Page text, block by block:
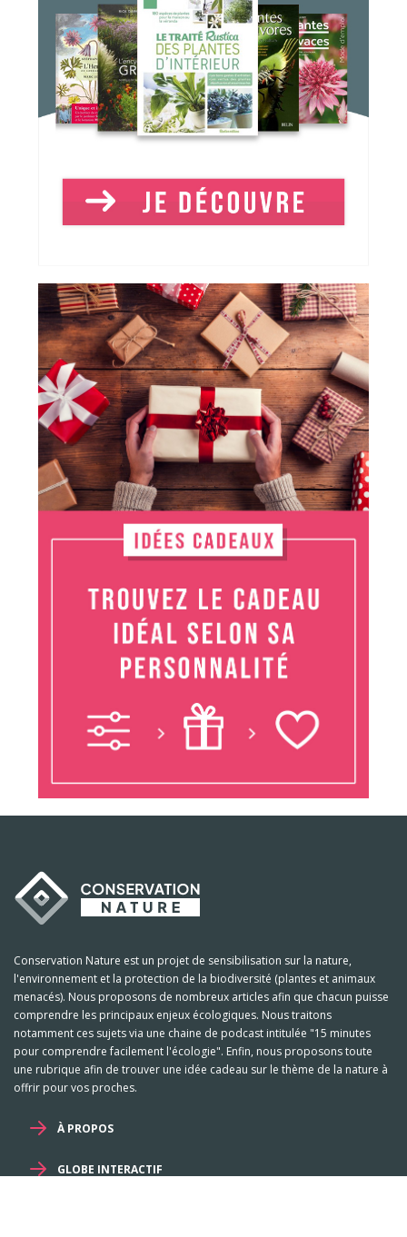
Conservation Nature est un projet de sensibilisation sur la nature,
l'environnement et la protection de la biodiversité (plantes et animaux
menacés). Nous proposons de nombreux articles afin que chacun puisse
comprendre les principaux enjeux écologiques. Nous traitons
notamment ces sujets via une chaine de podcast intitulée "15 minutes
pour comprendre facilement l'écologie". Enfin, nous proposons toute
une rubrique afin de trouver une idée cadeau sur le thème de la nature à
offrir pour vos proches.
À PROPOS
GLOBE INTERACTIF